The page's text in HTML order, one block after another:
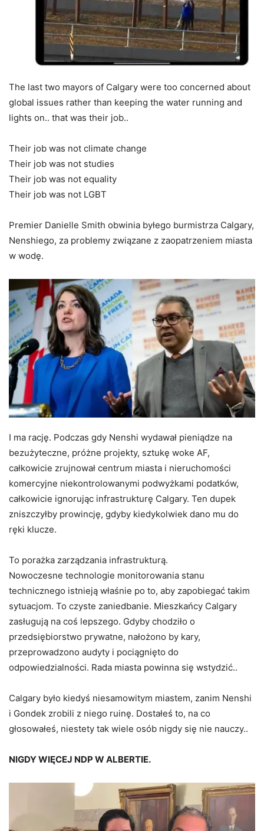
The last two mayors of Calgary were too concerned about
global issues rather than keeping the water running and
lights on.. that was their job..
Their job was not climate change
Their job was not studies
Their job was not equality
Their job was not LGBT
Premier Danielle Smith obwinia byłego burmistrza Calgary,
Nenshiego, za problemy związane z zaopatrzeniem miasta
w wodę.
I ma rację. Podczas gdy Nenshi wydawał pieniądze na
bezużyteczne, próżne projekty, sztukę woke AF,
całkowicie zrujnował centrum miasta i nieruchomości
komercyjne niekontrolowanymi podwyżkami podatków,
całkowicie ignorując infrastrukturę Calgary. Ten dupek
zniszczyłby prowincję, gdyby kiedykolwiek dano mu do
ręki klucze.
To porażka zarządzania infrastrukturą.
Nowoczesne technologie monitorowania stanu
technicznego istnieją właśnie po to, aby zapobiegać takim
sytuacjom. To czyste zaniedbanie. Mieszkańcy Calgary
zasługują na coś lepszego. Gdyby chodziło o
przedsiębiorstwo prywatne, nałożono by kary,
przeprowadzono audyty i pociągnięto do
odpowiedzialności. Rada miasta powinna się wstydzić..
Calgary było kiedyś niesamowitym miastem, zanim Nenshi
i Gondek zrobili z niego ruinę. Dostałeś to, na co
głosowałeś, niestety tak wiele osób nigdy się nie nauczy..
NIGDY WIĘCEJ NDP W ALBERTIE.